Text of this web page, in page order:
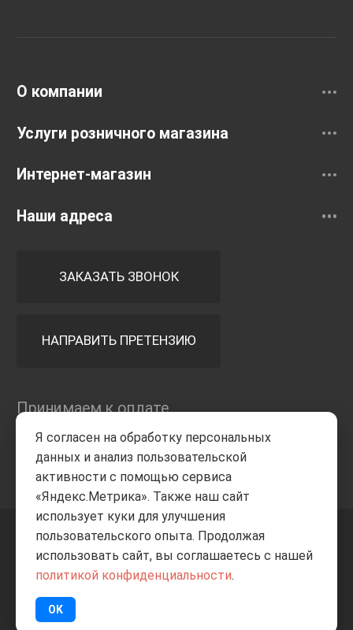
О компании
Услуги розничного магазина
Интернет-магазин
Наши адреса
ЗАКАЗАТЬ ЗВОНОК
НАПРАВИТЬ ПРЕТЕНЗИЮ
Принимаем к оплате
+7 8332205-805 ВВЕРХ
ИП Баранов А.С. 2026
Я согласен на обработку персональных
данных и анализ пользовательской
активности с помощью сервиса
«Яндекс.Метрика». Также наш сайт
использует куки для улучшения
пользовательского опыта. Продолжая
использовать сайт, вы соглашаетесь с нашей
политикой конфиденциальности.
OK